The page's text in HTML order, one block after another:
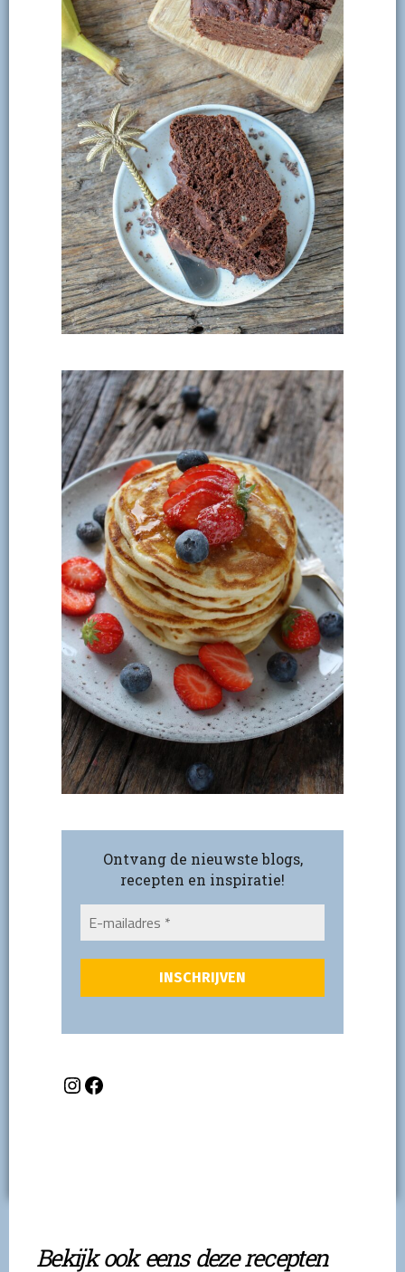
Ontvang de nieuwste blogs,
recepten en inspiratie!
Bekijk ook eens deze recepten